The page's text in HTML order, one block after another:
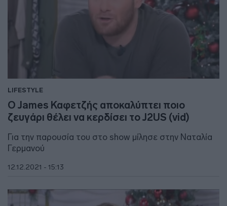
LIFESTYLE
Ο James Καφετζής αποκαλύπτει ποιο
ζευγάρι θέλει να κερδίσει το J2US (vid)
Για την παρουσία του στο show μίλησε στην Ναταλία
Γερμανού
12.12.2021 - 15:13